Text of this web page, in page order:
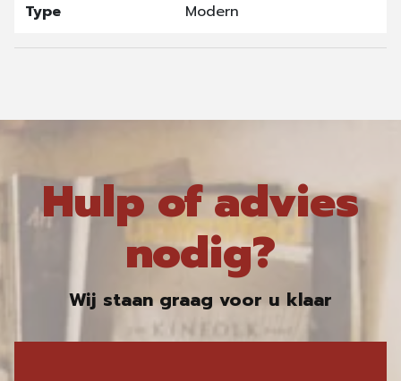
Type Modern
Hulp of advies
nodig?
Wij staan graag voor u klaar